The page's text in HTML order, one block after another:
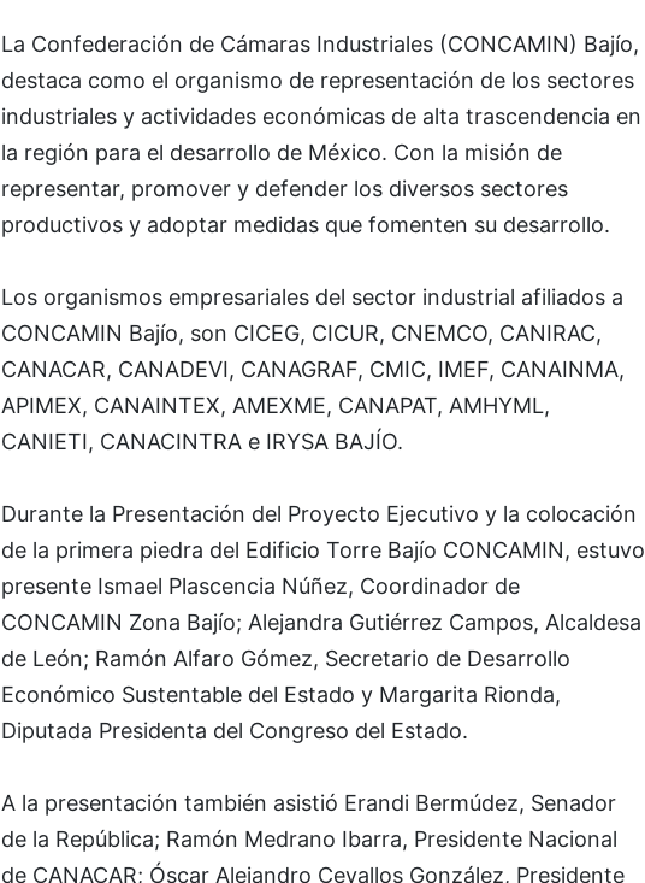
La Confederación de Cámaras Industriales (CONCAMIN) Bajío,
destaca como el organismo de representación de los sectores
industriales y actividades económicas de alta trascendencia en
la región para el desarrollo de México. Con la misión de
representar, promover y defender los diversos sectores
productivos y adoptar medidas que fomenten su desarrollo.
Los organismos empresariales del sector industrial afiliados a
CONCAMIN Bajío, son CICEG, CICUR, CNEMCO, CANIRAC,
CANACAR, CANADEVI, CANAGRAF, CMIC, IMEF, CANAINMA,
APIMEX, CANAINTEX, AMEXME, CANAPAT, AMHYML,
CANIETI, CANACINTRA e IRYSA BAJÍO.
Durante la Presentación del Proyecto Ejecutivo y la colocación
de la primera piedra del Edificio Torre Bajío CONCAMIN, estuvo
presente Ismael Plascencia Núñez, Coordinador de
CONCAMIN Zona Bajío; Alejandra Gutiérrez Campos, Alcaldesa
de León; Ramón Alfaro Gómez, Secretario de Desarrollo
Económico Sustentable del Estado y Margarita Rionda,
Diputada Presidenta del Congreso del Estado.
A la presentación también asistió Erandi Bermúdez, Senador
de la República; Ramón Medrano Ibarra, Presidente Nacional
de CANACAR; Óscar Alejandro Cevallos González, Presidente